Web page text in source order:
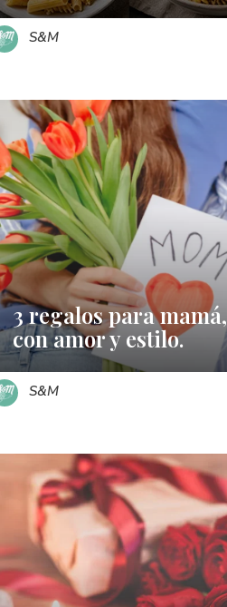
S&M
3 regalos para mamá,
con amor y estilo.
S&M